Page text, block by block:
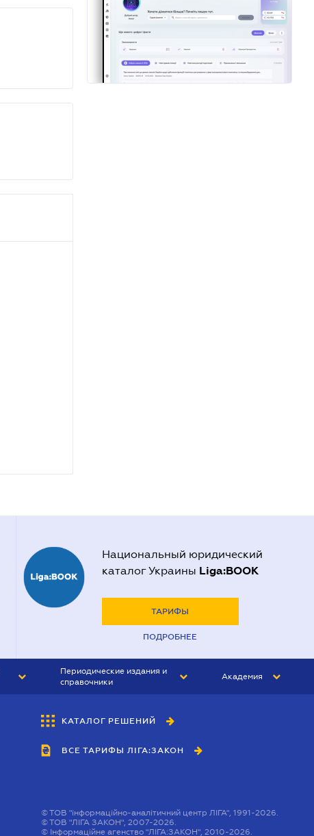
Национальный юридический
каталог Украины Liga:BOOK
ТАРИФЫ
ПОДРОБНЕЕ
Периодические издания и
справочники
БУХГАЛТЕР&ЗАКОН
ВЕСТНИК МСФО
Академия
КАТАЛОГ РЕШЕНИЙ
ВСЕ ТАРИФЫ ЛІГА:ЗАКОН
©ТОВ "інформаційно-аналітичний центр ЛІГА", 1991-2026.
©ТОВ "ЛІГА ЗАКОН", 2007-2026.
© Інформаційне агенство "ЛІГА:ЗАКОН", 2010-2026.